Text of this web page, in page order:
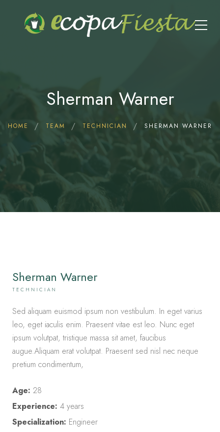
Sherman Warner
HOME TEAM TECHNICIAN SHERMAN WARNER
Sherman Warner
TECHNICIAN
Sed aliquam euismod ipsum non vestibulum. In eget varius
leo, eget iaculis enim. Praesent vitae est leo. Nunc eget
ipsum volutpat, tristique massa sit amet, faucibus
augue.Aliquam erat volutpat. Praesent sed nisl nec neque
pretium condimentum,
Age: 28
Experience: 4 years
Specialization: Engineer